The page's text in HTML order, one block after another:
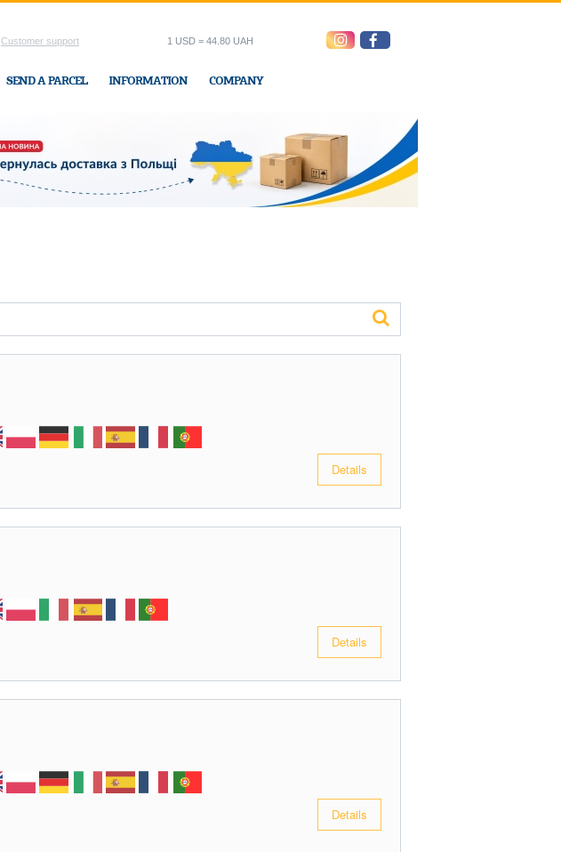
Customer support
SEND A PARCEL INFORMATION COMPANY
1 USD = 44.80 UAH
In Ukraine-Express office
Details
Details
Details